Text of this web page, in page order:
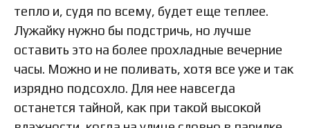
тепло и, судя по всему, будет еще теплее.
Лужайку нужно бы подстричь, но лучше
оставить это на более прохладные вечерние
часы. Можно и не поливать, хотя все уже и так
изрядно подсохло. Для нее навсегда
останется тайной, как при такой высокой